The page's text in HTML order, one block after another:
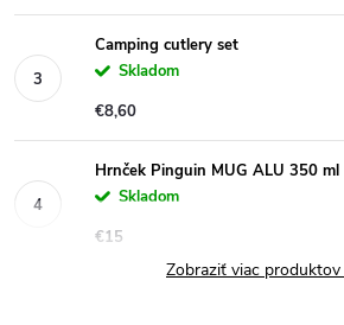
Camping cutlery set
Skladom
€8,60
Hrnček Pinguin MUG ALU 350 ml
Skladom
€15
Zobraziť viac produktov